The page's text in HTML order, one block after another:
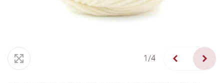
1/4